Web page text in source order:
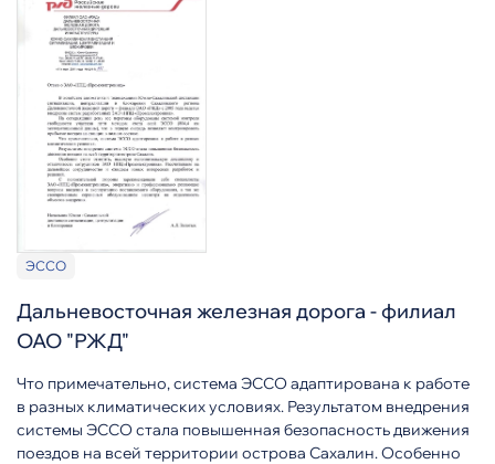
ЭССО
Дальневосточная железная дорога - филиал
ОАО "РЖД"
Что примечательно, система ЭССО адаптирована к работе
в разных климатических условиях. Результатом внедрения
системы ЭССО стала повышенная безопасность движения
поездов на всей территории острова Сахалин. Особенно